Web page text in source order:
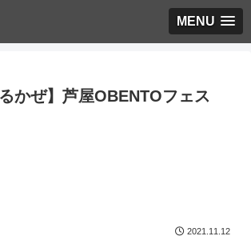
MENU
かぜ】芦屋OBENTOフェス
2021.11.12